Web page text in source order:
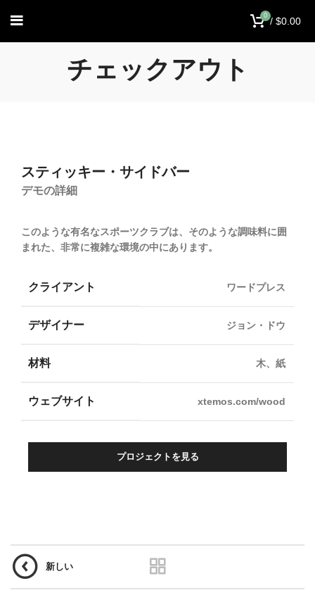
0 / $0.00
チェックアウト
スティッキー・サイドバー
デモの詳細
このような有名なスポーツクラブは、そのような調味料に囲
まれた、非常に複雑な環境の中にあります。
クライアント ワードプレス
デザイナー ジョン・ドウ
材料 木、紙
ウェブサイト xtemos.com/wood
プロジェクトを見る
新しい